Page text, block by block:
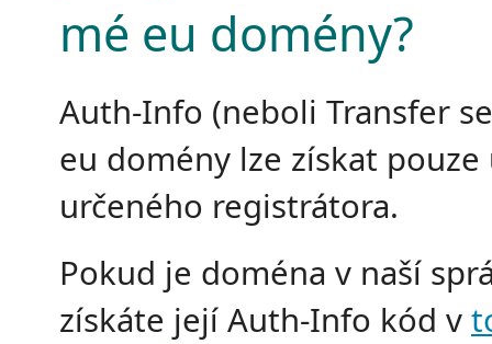
mé eu domény?
Auth-Info (neboli Transfer
eu domény lze získat pouze
určeného registrátora.
Pokud je doména v naší
získáte její Auth-Info kód v